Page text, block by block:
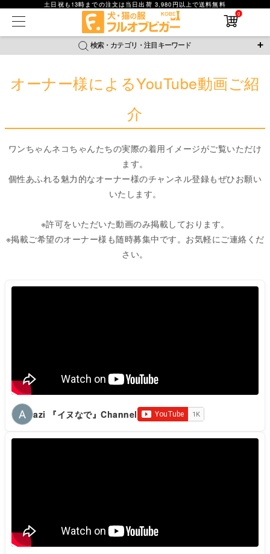
土日祝も13時までの注文は当日出荷 3,980円以上で送料無料
0
検索・カテゴリ・注目キーワード
＼注目ワード／
おそろコーデ
返品・交換について
在庫なし商品を表示しない
価格が高い順
検索
オーナー様によるYouTube動画ご紹
介
ワンちゃんネコちゃんたちの実際の着用イメージがご覧いただけ
ます。
個性あふれる魅力的なオーナー様のチャンネル登録もぜひお願い
いたします。
※許可をいただいた動画のみ掲載しております。
※掲載ご希望のオーナー様も随時募集中です。お気軽にご連絡くだ
さい。
azi 『イヌなで』Channel